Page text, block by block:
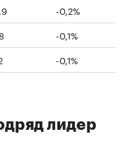
-0,2%
-0,1%
-0,1%
лидер